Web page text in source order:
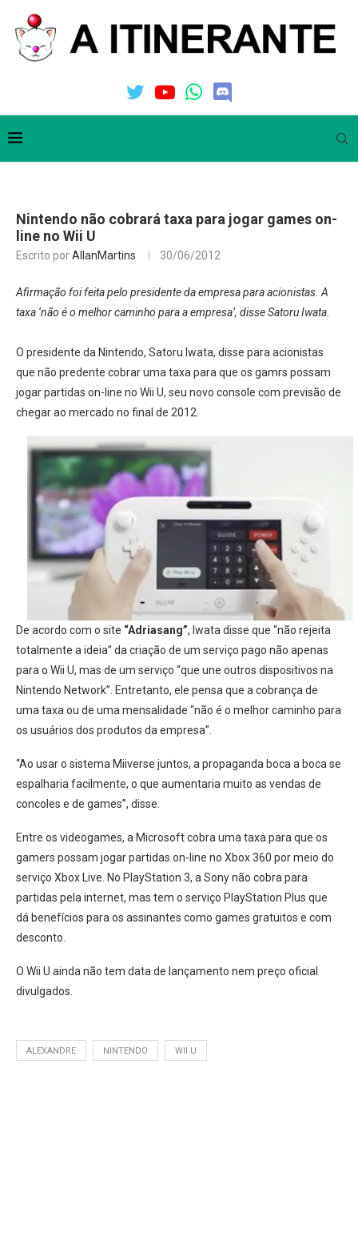
Nintendo não cobrará taxa para jogar games on-
line no Wii U
Escrito porAllanMartins 30/06/2012
Afirmação foi feita pelo presidente da empresa para acionistas.A
taxa ‘não é o melhor caminho para a empresa’, disse Satoru Iwata.
O presidente da Nintendo, Satoru Iwata, disse para acionistas
que não predente cobrar uma taxa para que os gamrs possam
jogar partidas on-line no Wii U, seu novo console com previsão de
chegar ao mercado no final de 2012.
De acordo com o site “Adriasang”, Iwata disse que “não rejeita
totalmente a ideia” da criação de um serviço pago não apenas
para o Wii U, mas de um serviço “que une outros dispositivos na
Nintendo Network”. Entretanto, ele pensa que a cobrança de
uma taxa ou de uma mensalidade “não é o melhor caminho para
os usuários dos produtos da empresa”.
“Ao usar o sistema Miiverse juntos, a propaganda boca a boca se
espalharia facilmente, o que aumentaria muito as vendas de
concoles e de games”, disse.
Entre os videogames, a Microsoft cobra uma taxa para que os
gamers possam jogar partidas on-line no Xbox 360 por meio do
serviço Xbox Live. No PlayStation 3, a Sony não cobra para
partidas pela internet, mas tem o serviço PlayStation Plus que
dá benefícios para os assinantes como games gratuitos e com
desconto.
O Wii U ainda não tem data de lançamento nem preço oficial
divulgados.
ALEXANDRE NINTENDO WII U